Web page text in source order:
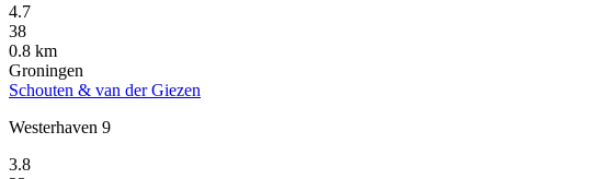
4.7
38
0.8 km
Groningen
Schouten & van der Giezen
Westerhaven 9
3.8